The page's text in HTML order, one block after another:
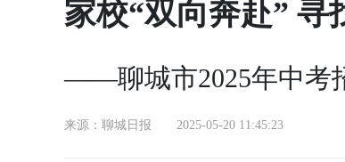
家校“双向奔赴” 寻
——聊城市2025年中考
来源：聊城日报 2025-05-20 11:45:23